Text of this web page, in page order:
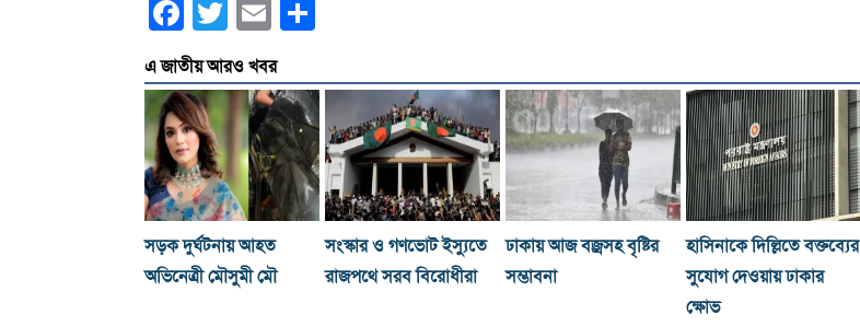
Facebook
Twitter Email
এ জাতীয় আরও খবর
সড়ক দুর্ঘটনায় আহত
অভিনেত্রী মৌসুমী মৌ
সংস্কার ও গণভোট ইস্যুতে
রাজপথে সরব বিরোধীরা
ঢাকায় আজ বজ্রসহ বৃষ্টির
সম্ভাবনা
হাসিনাকে দিল্লিতে বক্তব্যের
সুযোগ দেওয়ায় ঢাকার
ক্ষোভ